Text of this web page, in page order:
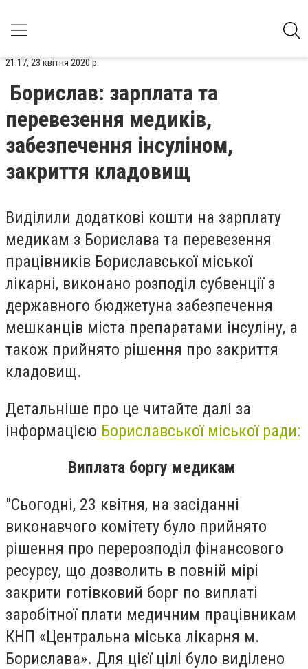
21:17, 23 квітня 2020 р.
Борислав: зарплата та
перевезення медиків,
забезпечення інсуліном,
закриття кладовищ
Виділили додаткові кошти на зарплату
медикам з Борислава та перевезення
працівників Бориславської міської
лікарні, виконано розподіл субвенції з
державного бюджетуна забезпечення
мешканців міста препаратами інсуліну, а
також прийнято рішення про закриття
кладовищ.
Детальніше про це читайте далі за
інформацією Бориславської міської ради:
Виплата боргу медикам
"Сьогодні, 23 квітня, на засіданні
виконавчого комітету було прийнято
рішення про перерозподіл фінансового
ресурсу, що дозволить в повній мірі
закрити готівковий борг по виплаті
заробітної плати медичним працівникам
КНП «Центральна міська лікарня м.
Борислава». Для цієї цілі було виділено